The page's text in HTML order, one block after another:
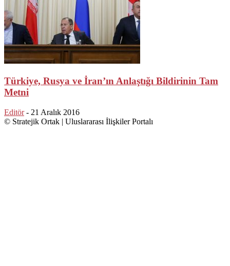
Türkiye, Rusya ve İran’ın Anlaştığı Bildirinin Tam
Metni
Editör - 21 Aralık 2016
© Stratejik Ortak | Uluslararası İlişkiler Portalı